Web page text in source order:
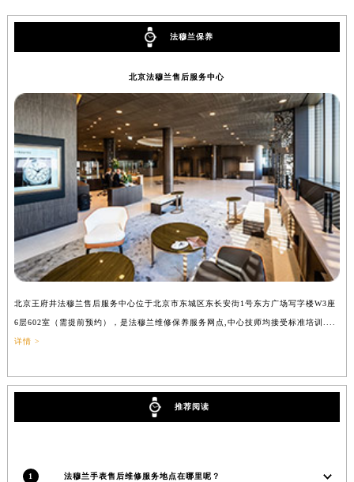
云南省昆明市盘龙区北京路928号同德昆明广场写字楼10层06室法穆兰售后服务中心（需提前预约）
陕西省西安市碑林区南关正街88号华侨城长安国际中心E座6楼10室法穆兰售后服务中心（需提前预约）
呼和浩特市玉泉区大学西街70号华润万象城写字楼（鄂尔多斯大厦）23层2326室法穆兰售后服务中心（需提前预约）
兰州市七里河区西津西路16号兰州中心写字楼21层2102室法穆兰售后服务中心（需提前预约）
重庆市解放碑渝中区民权路28号英利国际金融中心写字楼20层01室法穆兰售后服务中心（需提前预约）
节假日正常营业！
法穆兰保养
北京法穆兰售后服务中心
北京王府井法穆兰售后服务中心位于北京市东城区东长安街1号东方广场写字楼W3座
6层602室（需提前预约），是法穆兰维修保养服务网点,中心技师均接受标准培训....
详情 >
推荐阅读
1 法穆兰手表售后维修服务地点在哪里呢？